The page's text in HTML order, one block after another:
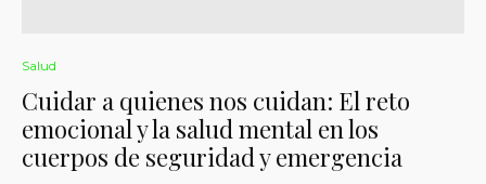
Salud
Cuidar a quienes nos cuidan: El reto
emocional y la salud mental en los
cuerpos de seguridad y emergencia